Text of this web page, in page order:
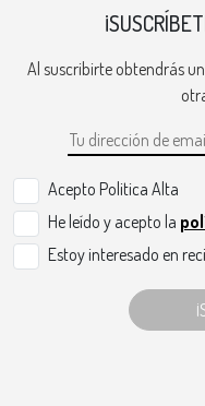
Al suscribirte obtendrás
Acepto Politica Alta
He leído y acepto la
Estoy interesado en